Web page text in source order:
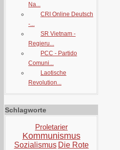
Na...
CRI Online Deutsch
-...
SR Vietnam -
Regieru...
PCC - Partido
Comuni...
Laotische
Revolution...
Schlagworte
Proletarier
Kommunismus
Sozialismus Die Rote